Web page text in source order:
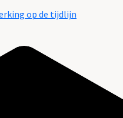
op de tijdlijn